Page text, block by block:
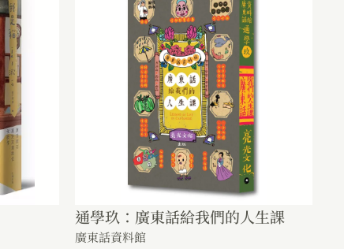
通學玖：廣東話給我們的人生課
廣東話資料館